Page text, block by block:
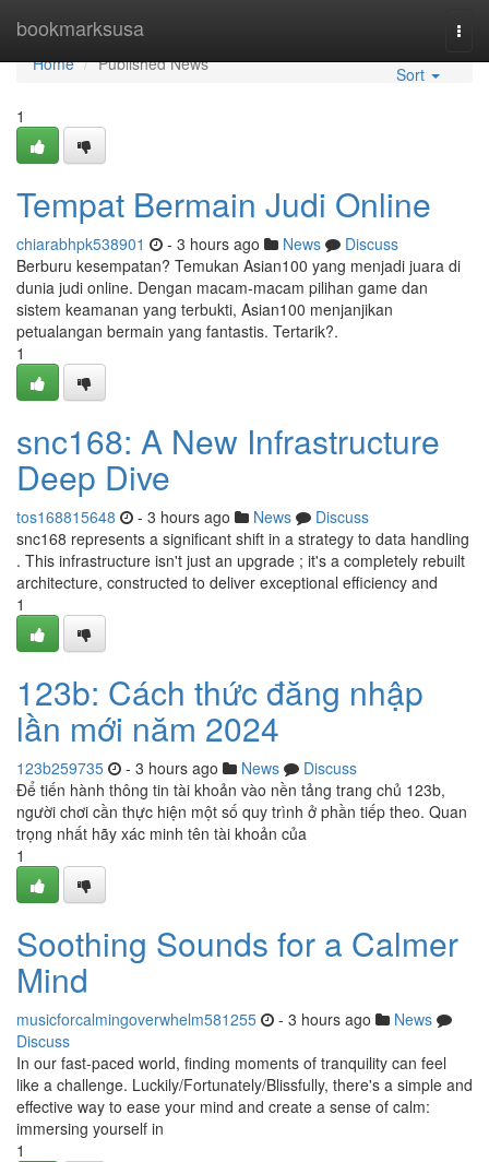
bookmarksusa
Home
Home
Published News
Sort
1
Tempat Bermain Judi Online
chiarabhpk538901 - 3 hours ago News
Discuss
Berburu kesempatan? Temukan Asian100 yang menjadi juara di
dunia judi online. Dengan macam-macam pilihan game dan
sistem keamanan yang terbukti, Asian100 menjanjikan
petualangan bermain yang fantastis. Tertarik?.
1
snc168: A New Infrastructure
Deep Dive
tos168815648 - 3 hours ago News
Discuss
snc168 represents a significant shift in a strategy to data handling
. This infrastructure isn't just an upgrade ; it's a completely rebuilt
architecture, constructed to deliver exceptional efficiency and
1
123b: Cách thức đăng nhập
lần mới năm 2024
123b259735 - 3 hours ago News
Discuss
Để tiến hành thông tin tài khoản vào nền tảng trang chủ 123b,
người chơi cần thực hiện một số quy trình ở phần tiếp theo. Quan
trọng nhất hãy xác minh tên tài khoản của
1
Soothing Sounds for a Calmer
Mind
musicforcalmingoverwhelm581255 - 3 hours ago
News
Discuss
In our fast-paced world, finding moments of tranquility can feel
like a challenge. Luckily/Fortunately/Blissfully, there's a simple and
effective way to ease your mind and create a sense of calm:
immersing yourself in
1